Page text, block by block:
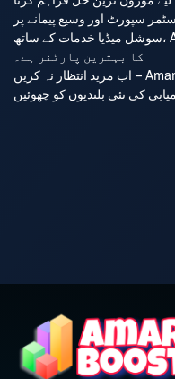
ادائیگی کے طریقے، 24/7 کسٹمر سپورٹ اور وسیع پیمانے پر
سوشل میڈیا خدمات کے ساتھ، AmarBoost.com آپ کی ڈیجیٹل ترقی
کا بہترین پارٹنر ہے۔
اب مزید انتظار نہ کریں – AmarBoost.com کے ساتھ اپنی سوشل میڈیا